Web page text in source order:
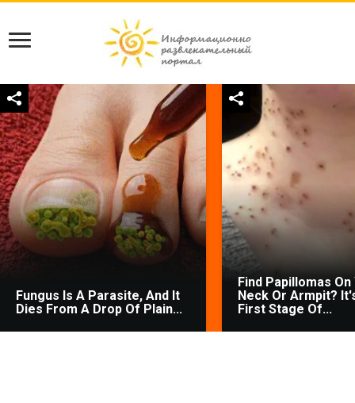
Fungus Is A Parasite, And It
Dies From A Drop Of Plain...
Find Papillomas On
Neck Or Armpit?
First Stage Of...